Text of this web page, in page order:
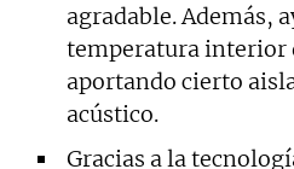
agradable. Además,
temperatura interior
aportando cierto
acústico.
Gracias a la